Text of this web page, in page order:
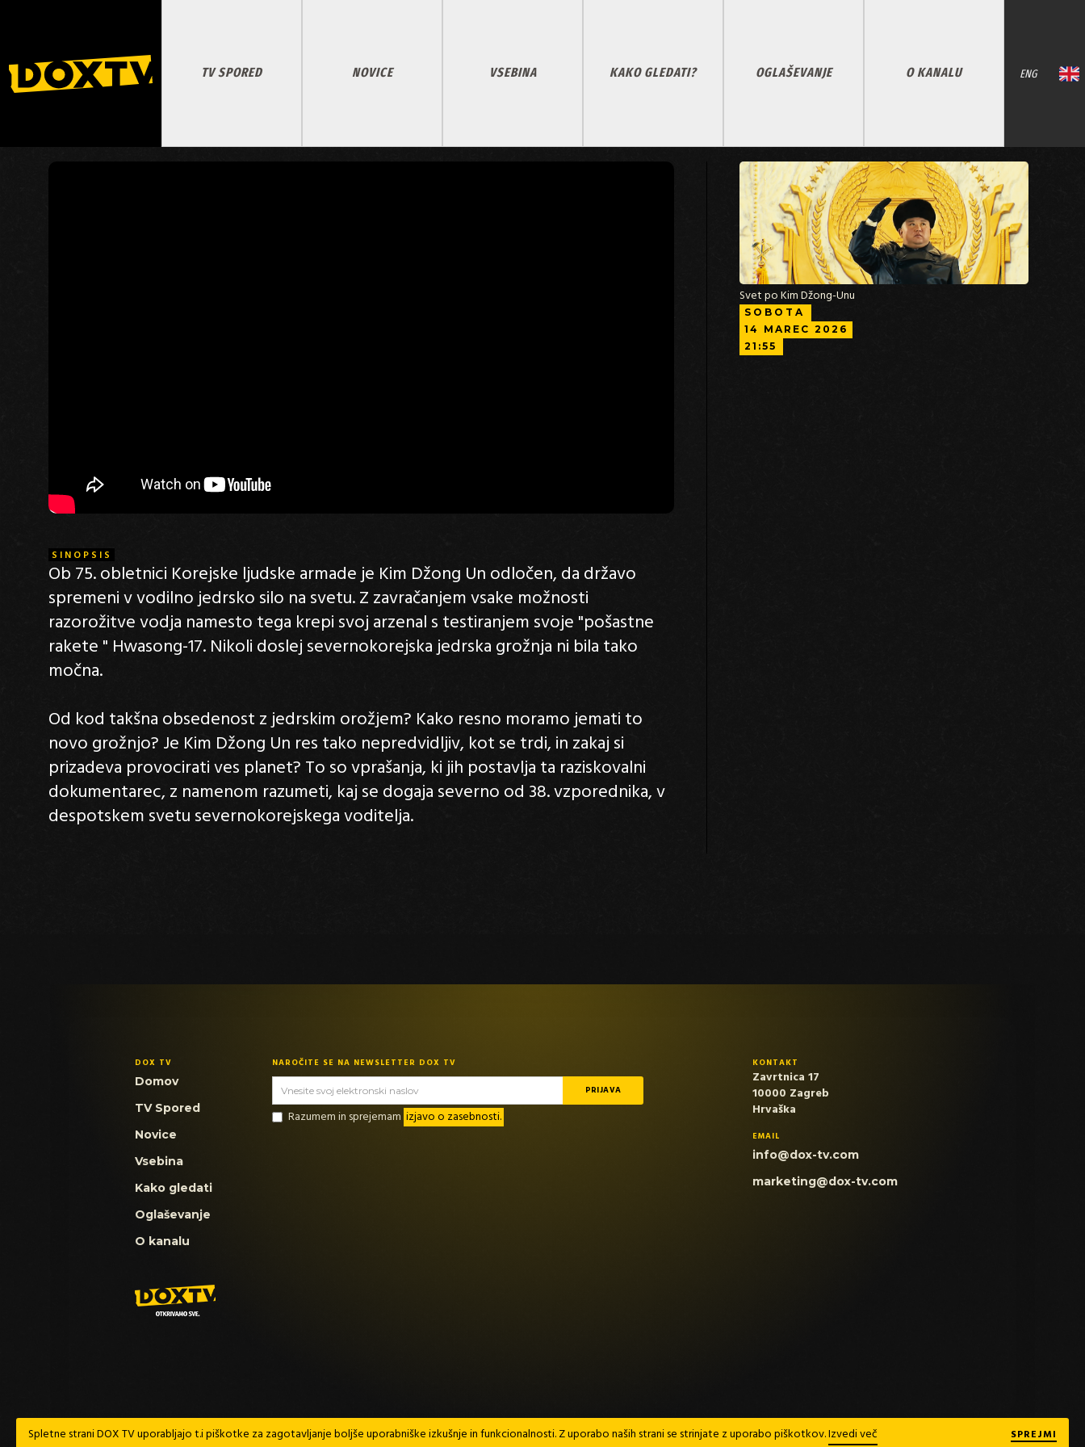
TV SPORED NOVICE VSEBINA KAKO GLEDATI? OGLAŠEVANJE O KANALU ENG
SINOPSIS
Ob 75. obletnici Korejske ljudske armade je Kim Džong Un odločen, da državo
spremeni v vodilno jedrsko silo na svetu. Z zavračanjem vsake možnosti
razorožitve vodja namesto tega krepi svoj arzenal s testiranjem svoje "pošastne
rakete " Hwasong-17. Nikoli doslej severnokorejska jedrska grožnja ni bila tako
močna.
Od kod takšna obsedenost z jedrskim orožjem? Kako resno moramo jemati to
novo grožnjo? Je Kim Džong Un res tako nepredvidljiv, kot se trdi, in zakaj si
prizadeva provocirati ves planet? To so vprašanja, ki jih postavlja ta raziskovalni
dokumentarec, z namenom razumeti, kaj se dogaja severno od 38. vzporednika, v
despotskem svetu severnokorejskega voditelja.
Svet po Kim Džong-Unu
SOBOTA
14
MAREC 2026
21:55
DOX TV
Domov
TV Spored
Novice
Vsebina
Kako gledati
Oglaševanje
O kanalu
NAROČITE SE NA NEWSLETTER DOX TV
Razumem in sprejemam izjavo o zasebnosti.
KONTAKT
Zavrtnica 17
10000 Zagreb
Hrvaška
EMAIL
info@dox-tv.com
marketing@dox-tv.com
Spletne strani DOX TV uporabljajo t.i piškotke za zagotavljanje boljše uporabniške izkušnje in funkcionalnosti. Z uporabo naših strani se strinjate z uporabo piškotkov.Izvedi več SPREJMI